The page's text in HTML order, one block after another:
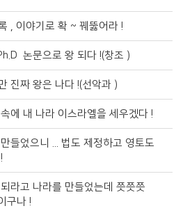
, 이야기로 확 ~ 꿰뚫어라 !​
논문으로 왕 되다 !(창조 )​
진짜 왕은 나다 !(선악과 )​
에 내 나라 이스라엘을 세우겠다 !​
들었으니 ... 법도 제정하고 영토도
라고 나라를 만들었는데 쯧쯧쯧
구나 !​